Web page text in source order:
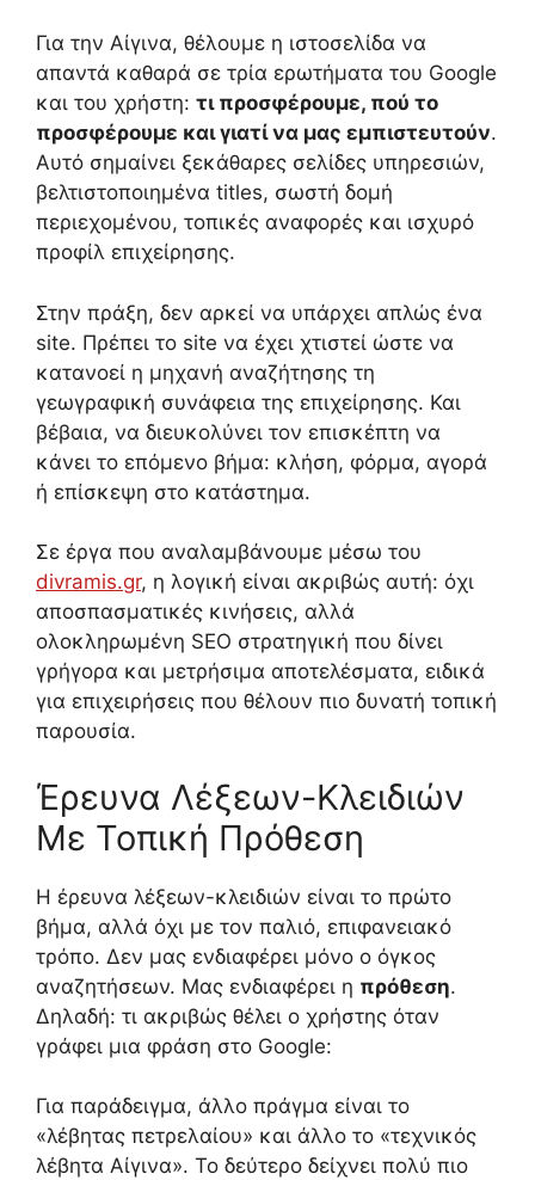
Για την Αίγινα, θέλουμε η ιστοσελίδα να
απαντά καθαρά σε τρία ερωτήματα του Google
και του χρήστη: τι προσφέρουμε, πού το
προσφέρουμε και γιατί να μας εμπιστευτούν.
Αυτό σημαίνει ξεκάθαρες σελίδες υπηρεσιών,
βελτιστοποιημένα titles, σωστή δομή
περιεχομένου, τοπικές αναφορές και ισχυρό
προφίλ επιχείρησης.
Στην πράξη, δεν αρκεί να υπάρχει απλώς ένα
site. Πρέπει το site να έχει χτιστεί ώστε να
κατανοεί η μηχανή αναζήτησης τη
γεωγραφική συνάφεια της επιχείρησης. Και
βέβαια, να διευκολύνει τον επισκέπτη να
κάνει το επόμενο βήμα: κλήση, φόρμα, αγορά
ή επίσκεψη στο κατάστημα.
Σε έργα που αναλαμβάνουμε μέσω του
divramis.gr, η λογική είναι ακριβώς αυτή: όχι
αποσπασματικές κινήσεις, αλλά
ολοκληρωμένη SEO στρατηγική που δίνει
γρήγορα και μετρήσιμα αποτελέσματα, ειδικά
για επιχειρήσεις που θέλουν πιο δυνατή τοπική
παρουσία.
Έρευνα Λέξεων-Κλειδιών
Με Τοπική Πρόθεση
Η έρευνα λέξεων-κλειδιών είναι το πρώτο
βήμα, αλλά όχι με τον παλιό, επιφανειακό
τρόπο. Δεν μας ενδιαφέρει μόνο ο όγκος
αναζητήσεων. Μας ενδιαφέρει η πρόθεση.
Δηλαδή: τι ακριβώς θέλει ο χρήστης όταν
γράφει μια φράση στο Google:
Για παράδειγμα, άλλο πράγμα είναι το
«λέβητας πετρελαίου» και άλλο το «τεχνικός
λέβητα Αίγινα». Το δεύτερο δείχνει πολύ πιο